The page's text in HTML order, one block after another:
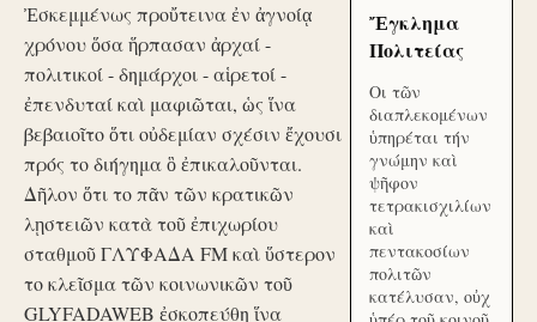
Ἐσκεμμένως προὔτεινα ἐν ἀγνοίᾳ
χρόνου ὅσα ἥρπασαν ἀρχαί -
πολιτικοί - δημάρχοι - αἱρετοί -
ἐπενδυταί καὶ μαφιῶται, ὡς ἵνα
βεβαιοῖτο ὅτι οὐδεμίαν σχέσιν ἔχουσι
πρός το διήγημα ὃ ἐπικαλοῦνται.
Δῆλον ὅτι το πᾶν τῶν κρατικῶν
λῃστειῶν κατὰ τοῦ ἐπιχωρίου
σταθμοῦ ΓΛΥΦΑΔΑ FM καὶ ὕστερον
το κλεῖσμα τῶν κοινωνικῶν τοῦ
GLYFADAWEB ἐσκοπεύθη ἵνα
Ἔγκλημα
Πολιτείας
Οι τῶν
διαπλεκομένων
ὑπηρέται τήν
γνώμην καὶ
ψῆφον
τετρακισχιλίων
καὶ
πεντακοσίων
πολιτῶν
κατέλυσαν, οὐχ